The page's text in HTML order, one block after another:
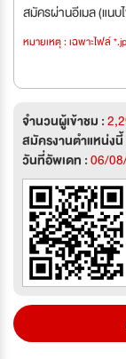
สมัครผ่านอีเมล (แน
หมายเหตุ : เฉพาะไฟล์
จำนวนผู้เข้าชม :
สมัครงานตำแหน่งนี้
วันที่อัพเดท :06/